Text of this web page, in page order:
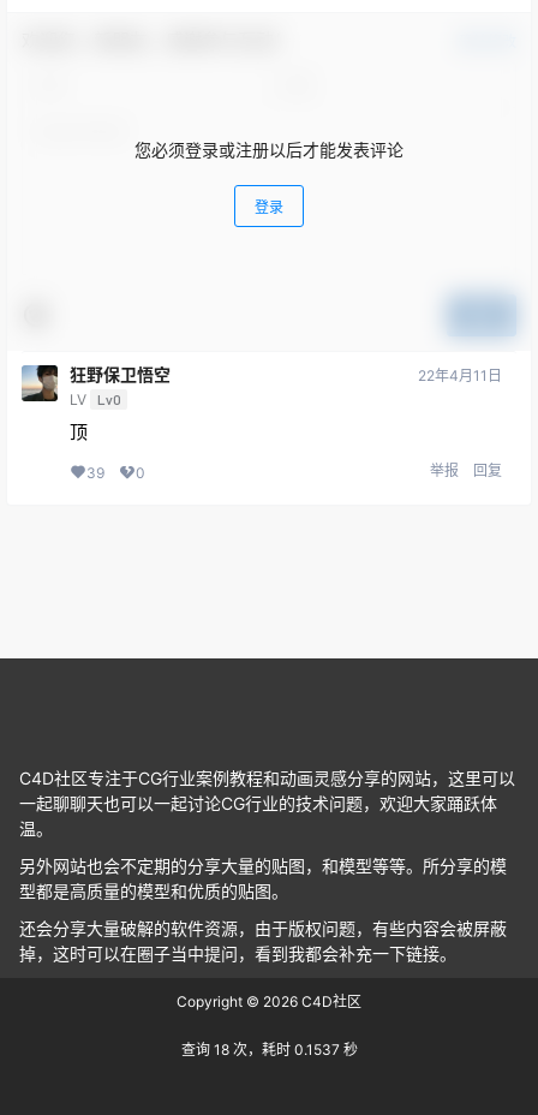
您必须登录或注册以后才能发表评论
登录
狂野保卫悟空
LV Lv0
22年4月11日
顶
39 0 举报 回复
C4D社区专注于CG行业案例教程和动画灵感分享的网站，这里可以
一起聊聊天也可以一起讨论CG行业的技术问题，欢迎大家踊跃体
温。
另外网站也会不定期的分享大量的贴图，和模型等等。所分享的模
型都是高质量的模型和优质的贴图。
还会分享大量破解的软件资源，由于版权问题，有些内容会被屏蔽
掉，这时可以在圈子当中提问，看到我都会补充一下链接。
Copyright © 2026 C4D社区
查询 18 次，耗时 0.1537 秒